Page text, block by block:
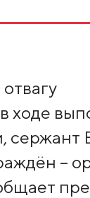
ходе
сержант
–